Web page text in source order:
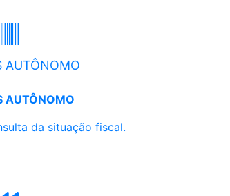
AUTÔNOMO
AUTÔNOMO
da situação fiscal.